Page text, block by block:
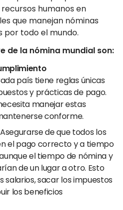
humanos en
que manejan nóminas
por todo el mundo.
de la nómina mundial son:
país tiene reglas únicas
y prácticas de pago.
manejar estas
conforme.
Asegurarse de que todos los
el pago correcto y a tiempo
el tiempo de nómina y
de un lugar a otro. Esto
salarios, sacar los impuestos
los beneficios